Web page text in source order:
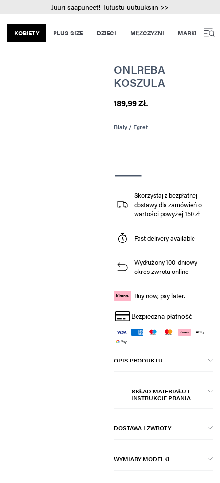
Juuri saapuneet! Tutustu uutuuksiin >>
KOBIETY PLUS SIZE DZIECI MĘŻCZYŹNI MARKI
ONLREBA
KOSZULA
189,99 ZŁ
Biały / Egret
Skorzystaj z bezpłatnej
dostawy dla zamówień o
wartości powyżej 150 zł
Fast delivery available
Wydłużony 100-dniowy
okres zwrotu online
Buy now, pay later.
Bezpieczna płatność
OPIS PRODUKTU
SKŁAD MATERIAŁU I
INSTRUKCJE PRANIA
DOSTAWA I ZWROTY
WYMIARY MODELKI